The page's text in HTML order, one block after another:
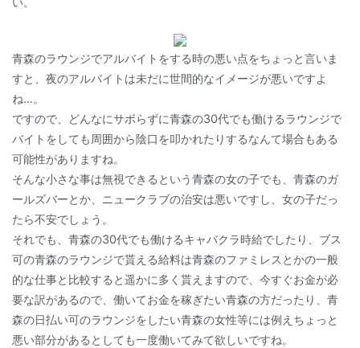
青森のラウンジでアルバイトをする時の悪い点をちょっと言いま
すと、夜のアルバイトは未だに世間的なイメージが悪いですよ
ね…。
ですので、どんなにサボらずに青森の30代でも働けるラウンジで
バイトをしても周囲から陰口を叩かれたりするなんて場合もある
可能性がありますね。
そんな小さな事は無視できるという青森の女の子でも、青森のガ
ールズバーとか、ニュークラブの治安は悪いですし、女の子だっ
たら不安でしょう。
それでも、青森の30代でも働けるキャバクラ時給でしたり、ブス
可の青森のラウンジで貰える給料は青森のファミレスとかの一般
的な仕事と比較すると遥かに多く貰えますので、今すぐお金が必
要な訳があるので、働いてお金を稼ぎたい青森の方だったり、青
森の日払い可のラウンジをしたい青森の女性等には例えちょっと
悪い部分があるとしても一度働いてみて欲しいですね。